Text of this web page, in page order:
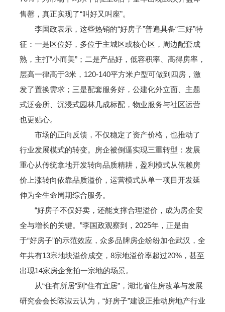
售罄，真正实现了“叫好又叫座”。
李国政表示，这些热销的“好房子”普遍具备“三好”特
征：一是区位好，多位于主城区或核心区，周边配套成
熟，主打“小而美”；二是产品好，低容积率、高得房率，
层高一律高于3米，120-140平方米户型可做到四房，激
发了置换需求；三是配套服务好，公建化外立面、主题
式泛会所、沉浸式园林几成标配，物业服务与社区运营
也更贴心。
市场的正向反馈，不仅稳定了资产价格，也推动了
行业发展模式的转变。房企被倒逼实现三重转型：发展
重心从传统拿地开发转向品质精耕，盈利模式从依赖房
价上涨转向依靠品质溢价，运营模式从单一项目开发延
伸为全生命周期综合服务。
“好房子不仅好卖，还能支撑合理溢价，成为房企安
全与增长的关键。”李国政观察到，2025年，正是由
于“好房子”的示范效应，众多品牌房企纷纷加仓武汉，全
年共有13宗地块溢价成交，8宗地溢价率超过20%，甚至
出现14家房企竞拍一宗地的场景。
从“住有所居”到“住有宜居”，湖北省住房改革与发展
研究会会长陈淑云认为，“好房子”建设正推动房地产行业